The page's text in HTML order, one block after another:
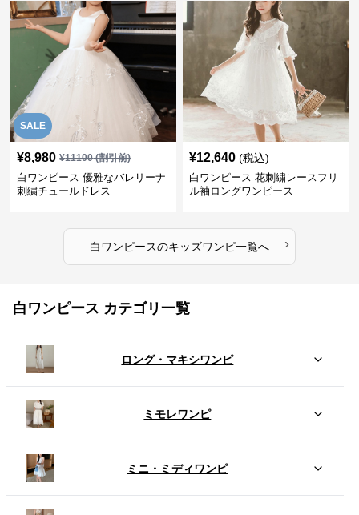
SALE
¥8,980 ¥11100(割引前)
白ワンピース 優雅なバレリーナ
刺繍チュールドレス
¥12,640 (税込)
白ワンピース 花刺繍レースフリ
ル袖ロングワンピース
白ワンピースのキッズワンピ一覧へ ›
白ワンピース カテゴリ一覧
ロング・マキシワンピ
ミモレワンピ
ミニ・ミディワンピ